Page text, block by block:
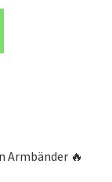
Armbänder 🔥